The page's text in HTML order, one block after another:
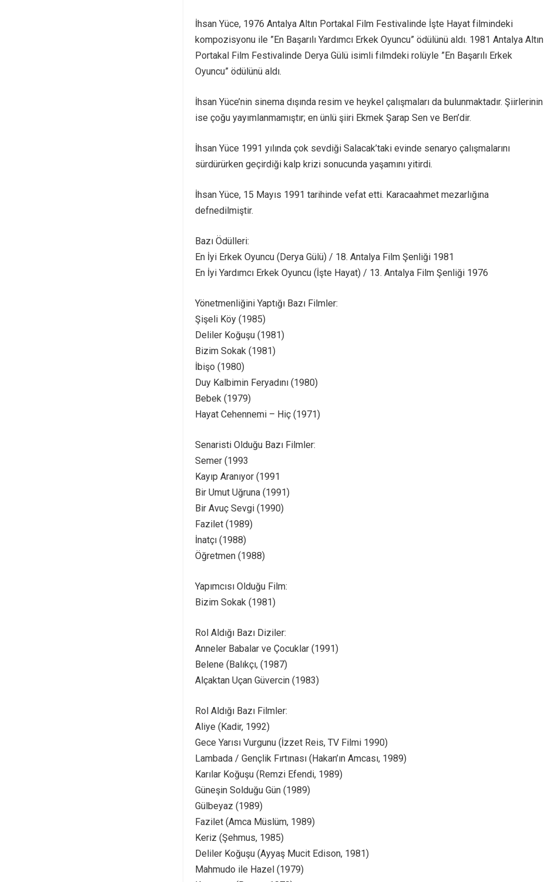
İhsan Yüce, 1976 Antalya Altın Portakal Film Festivalinde İşte Hayat filmindeki
kompozisyonu ile ”En Başarılı Yardımcı Erkek Oyuncu” ödülünü aldı. 1981 Antalya Altın
Portakal Film Festivalinde Derya Gülü isimli filmdeki rolüyle ”En Başarılı Erkek
Oyuncu” ödülünü aldı.
İhsan Yüce’nin sinema dışında resim ve heykel çalışmaları da bulunmaktadır. Şiirlerinin
ise çoğu yayımlanmamıştır; en ünlü şiiri Ekmek Şarap Sen ve Ben’dir.
İhsan Yüce 1991 yılında çok sevdiği Salacak’taki evinde senaryo çalışmalarını
sürdürürken geçirdiği kalp krizi sonucunda yaşamını yitirdi.
İhsan Yüce, 15 Mayıs 1991 tarihinde vefat etti. Karacaahmet mezarlığına
defnedilmiştir.
Bazı Ödülleri:
En İyi Erkek Oyuncu (Derya Gülü) / 18. Antalya Film Şenliği 1981
En İyi Yardımcı Erkek Oyuncu (İşte Hayat) / 13. Antalya Film Şenliği 1976
Yönetmenliğini Yaptığı Bazı Filmler:
Şişeli Köy (1985)
Deliler Koğuşu (1981)
Bizim Sokak (1981)
İbişo (1980)
Duy Kalbimin Feryadını (1980)
Bebek (1979)
Hayat Cehennemi – Hiç (1971)
Senaristi Olduğu Bazı Filmler:
Semer (1993
Kayıp Aranıyor (1991
Bir Umut Uğruna (1991)
Bir Avuç Sevgi (1990)
Fazilet (1989)
İnatçı (1988)
Öğretmen (1988)
Yapımcısı Olduğu Film:
Bizim Sokak (1981)
Rol Aldığı Bazı Diziler:
Anneler Babalar ve Çocuklar (1991)
Belene (Balıkçı, (1987)
Alçaktan Uçan Güvercin (1983)
Rol Aldığı Bazı Filmler:
Aliye (Kadir, 1992)
Gece Yarısı Vurgunu (İzzet Reis, TV Filmi 1990)
Lambada / Gençlik Fırtınası (Hakan’ın Amcası, 1989)
Karılar Koğuşu (Remzi Efendi, 1989)
Güneşin Solduğu Gün (1989)
Gülbeyaz (1989)
Fazilet (Amca Müslüm, 1989)
Keriz (Şehmus, 1985)
Deliler Koğuşu (Ayyaş Mucit Edison, 1981)
Mahmudo ile Hazel (1979)